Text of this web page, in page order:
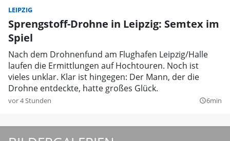
LEIPZIG
Sprengstoff-Drohne in Leipzig: Semtex im
Spiel
Nach dem Drohnenfund am Flughafen Leipzig/Halle
laufen die Ermittlungen auf Hochtouren. Noch ist
vieles unklar. Klar ist hingegen: Der Mann, der die
Drohne entdeckte, hatte großes Glück.
vor 4 Stunden query_builder6min